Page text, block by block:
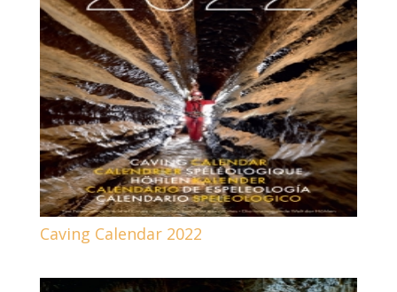
Caving Calendar 2022